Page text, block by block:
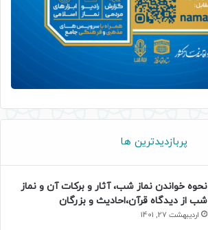
پربازدیدترین ها
نحوه خواندن نماز شب، آثار و برکات آن و نماز
شب از دیدگاه قرآن،احادیث و بزرگان
اردیبهشت 27, 1401